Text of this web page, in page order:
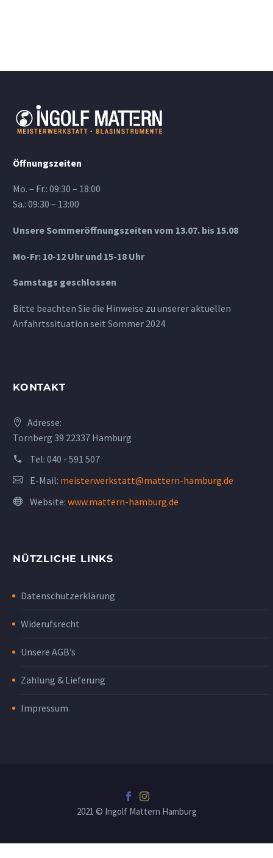
Öffnungszeiten
Mo. – Fr.: 09:30 – 18:00
Sa.: 09:30 – 13:00
Unsere Sommeröffnungszeiten vom 13.07. bis 15.08
Mo-Fr: 10-12 Uhr und 15-18 Uhr
Samstags geschlossen
Bitte beachten Sie die Hinweise zu unserer aktuellen
Anfahrtssituation seit Sommer 2024
KONTAKT
Adresse:
Tornberg 39 22337 Hamburg
Tel: 040 - 591 507
E-Mail: meisterwerkstatt@mattern-hamburg.de
Website: www.mattern-hamburg.de
NÜTZLICHE LINKS
Datenschutzerklärung
Widerufsrecht
Unsere AGB’s
Zahlung & Lieferung
Impressum
2021 © Ingolf Mattern Hamburg